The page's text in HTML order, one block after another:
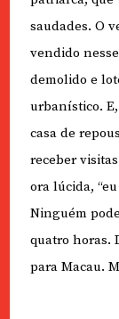
saudades. O
vendido
demolido e
urbanístico.
casa de
receber
ora lúcida,
Ninguém
quatro horas.
para Macau.